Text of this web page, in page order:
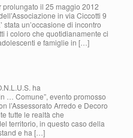
il 25 maggio 2012
in via Ciccotti 9
stata un’occasione di incontro
i coloro che quotidianamente ci
e famiglie in […]
ha
… Comune”, evento promosso
l’Assessorato Arredo e Decoro
tutte le realtà che
territorio, in questo caso della
e ha […]